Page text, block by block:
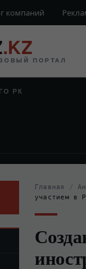
компаний
.KZ
ПОРТАЛ
РК
Главная /
участием в